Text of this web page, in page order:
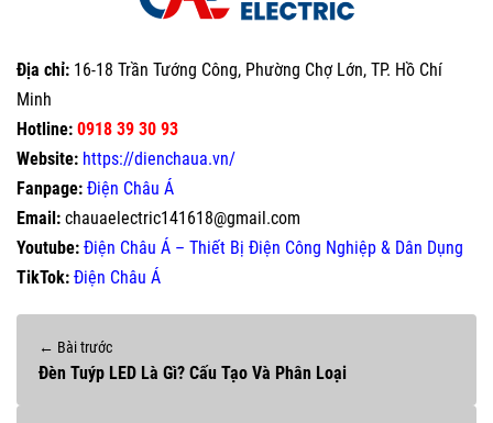
Địa chỉ: 16-18 Trần Tướng Công, Phường Chợ Lớn, TP. Hồ Chí
Minh
Hotline: 0918 39 30 93
Website: https://dienchaua.vn/
Fanpage: Điện Châu Á
Email: chauaelectric141618@gmail.com
Youtube: Điện Châu Á – Thiết Bị Điện Công Nghiệp & Dân Dụng
TikTok: Điện Châu Á
← Bài trước
Đèn Tuýp LED Là Gì? Cấu Tạo Và Phân Loại